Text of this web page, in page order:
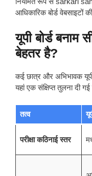
आधिकारिक बोर्ड वेबसाइटों
यूपी बोर्ड बनाम
बेहतर है?
कई छात्र और अभिभावक यूपी
यहां एक संक्षिप्त तुलना दी गई
तत्व
परीक्षा कठिनाई स्तर